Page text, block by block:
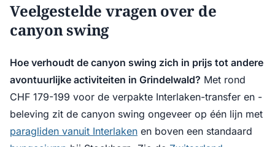
Veelgestelde vragen over de
canyon swing
Hoe verhoudt de canyon swing zich in prijs tot andere
avontuurlijke activiteiten in Grindelwald? Met rond
CHF 179-199 voor de verpakte Interlaken-transfer en -
beleving zit de canyon swing ongeveer op één lijn met
paragliden vanuit Interlaken en boven een standaard